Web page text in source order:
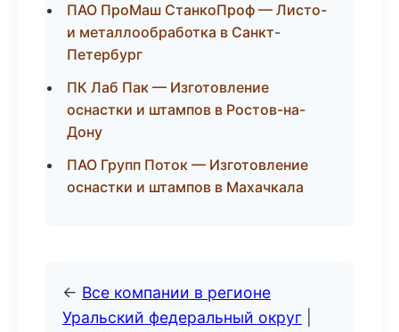
ПАО ПроМаш СтанкоПроф — Листо-
и металлообработка в Санкт-
Петербург
ПК Лаб Пак — Изготовление
оснастки и штампов в Ростов-на-
Дону
ПАО Групп Поток — Изготовление
оснастки и штампов в Махачкала
← Все компании в регионе
Уральский федеральный округ